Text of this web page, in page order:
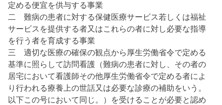
定める便宜を供与する事業
二 難病の患者に対する保健医療サービス若しくは福祉
サービスを提供する者又はこれらの者に対し必要な指導
を行う者を育成する事業
三 適切な医療の確保の観点から厚生労働省令で定める
基準に照らして訪問看護（難病の患者に対し、その者の
居宅において看護師その他厚生労働省令で定める者によ
り行われる療養上の世話又は必要な診療の補助をいう。
以下この号において同じ。）を受けることが必要と認め